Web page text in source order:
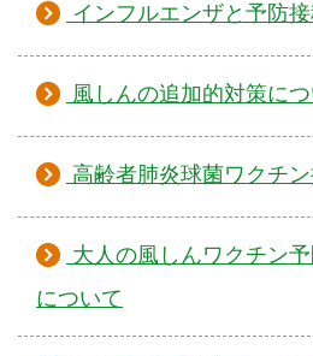
インフルエンザと予防
風しんの追加的対策につ
高齢者肺炎球菌ワクチ
大人の風しんワクチン
について